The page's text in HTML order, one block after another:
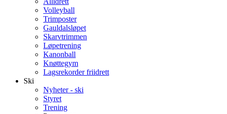
Volleyball
Trimposter
Gauldalsløpet
Skarvtrimmen
Løpetrening
Kanonball
Knøttegym
Lagsrekorder friidrett
Ski
Nyheter - ski
Styret
Trening